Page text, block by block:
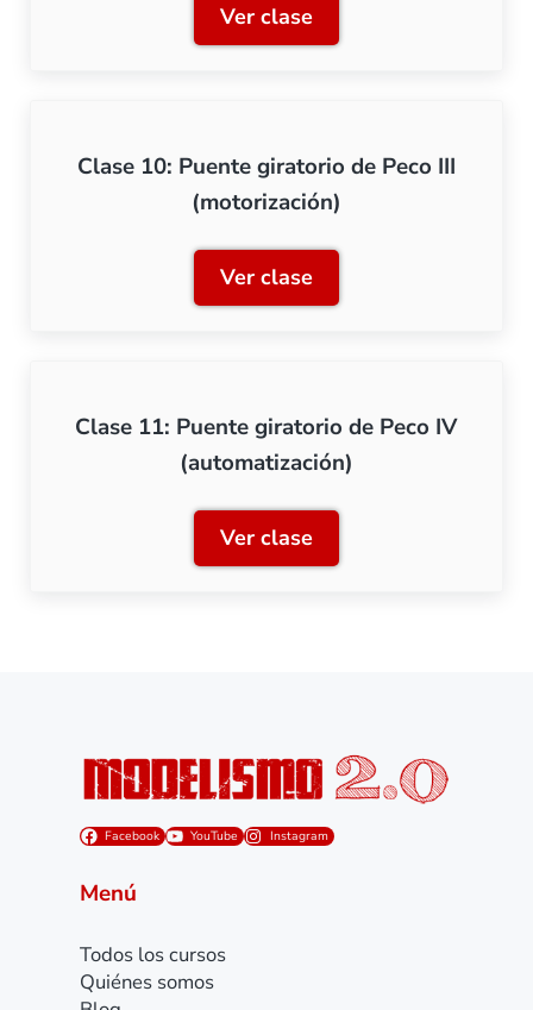
Ver claseClase 9: Puente giratorio
Clase 10: Puente giratorio de Peco III
(motorización)
Ver claseClase 10: Puente
Clase 11: Puente giratorio de Peco IV
(automatización)
Ver claseClase 11: Puente
Facebook YouTube Instagram
Menú
Todos los cursos
Quiénes somos